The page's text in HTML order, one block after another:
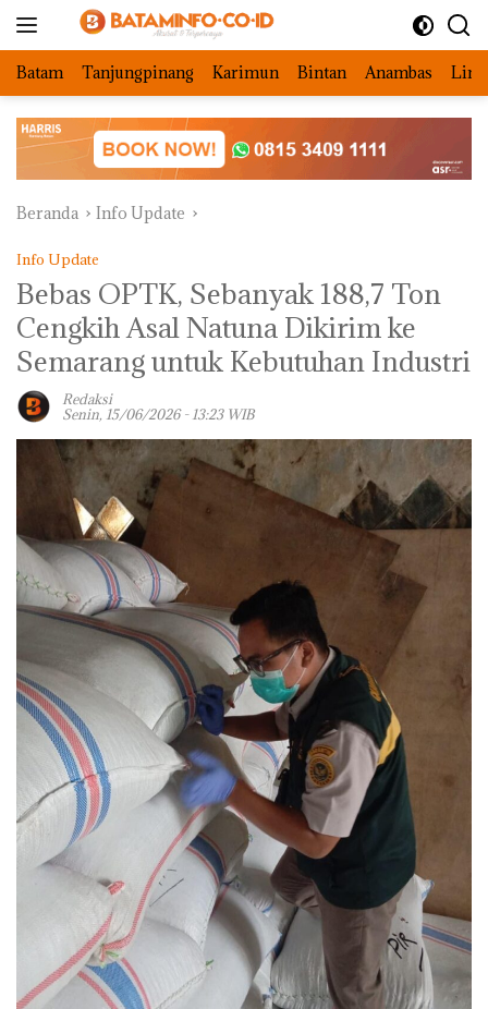
Batam Tanjungpinang Karimun Bintan Anambas
Beranda Info Update
Info Update
Bebas OPTK, Sebanyak 188,7 Ton
Cengkih Asal Natuna Dikirim ke
Semarang untuk Kebutuhan Industri
Redaksi
Senin, 15/06/2026 - 13:23 WIB